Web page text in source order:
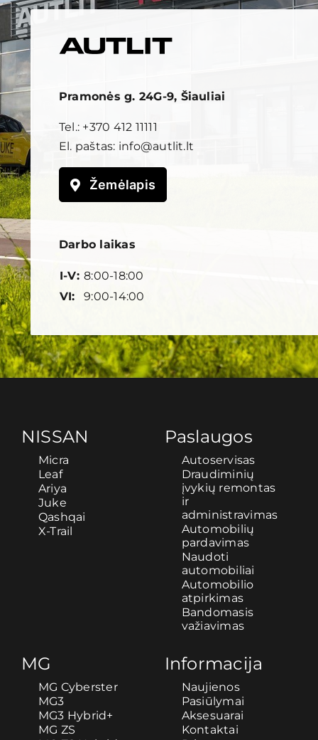
Pramonės g. 24G-9, Šiauliai
Tel.: +370 412 11111
El. paštas: info@autlit.lt
Žemėlapis
Darbo laikas
I-V: 8:00-18:00
VI:
9:00-14:00
NISSAN
Micra
Leaf
Ariya
Juke
Qashqai
X-Trail
MG
MG Cyberster
MG3
MG3 Hybrid+
MG ZS
Paslaugos
Autoservisas
Draudiminių
įvykių remontas
ir
administravimas
Automobilių
pardavimas
Naudoti
automobiliai
Automobilio
atpirkimas
Bandomasis
važiavimas
Informacija
Naujienos
Pasiūlymai
Aksesuarai
Kontaktai